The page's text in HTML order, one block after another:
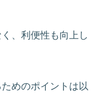
、利便性も向上し
めのポイントは以